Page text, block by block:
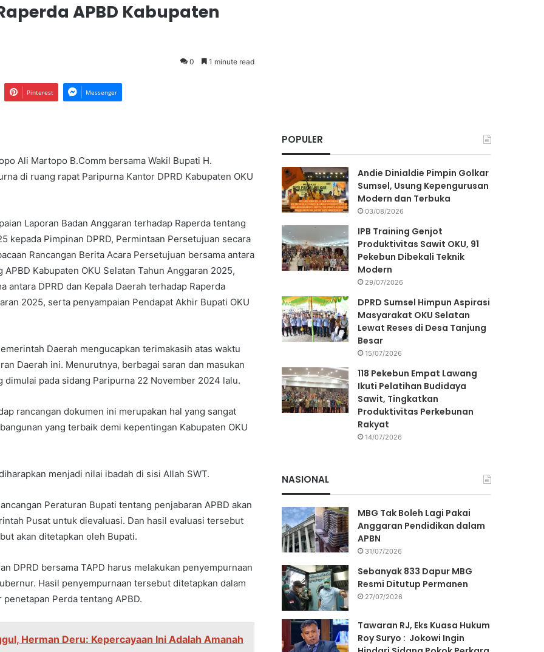
APBD Kabupaten
0 1 minute read
Pinterest Messenger
Ali Martopo B.Comm bersama Wakil Bupati H.
di ruang rapat Paripurna Kantor DPRD Kabupaten OKU
Laporan Badan Anggaran terhadap Raperda tentang
kepada Pimpinan DPRD, Permintaan Persetujuan secara
Rancangan Berita Acara Persetujuan bersama antara
Kabupaten OKU Selatan Tahun Anggaran 2025,
antara DPRD dan Kepala Daerah terhadap Raperda
2025, serta penyampaian Pendapat Akhir Bupati OKU
Daerah mengucapkan terimakasih atas waktu
Daerah ini. Menurutnya, berbagai saran dan masukan
pada sidang Paripurna 22 November 2024 lalu.
rancangan dokumen ini merupakan hal yang sangat
yang terbaik demi kepentingan Kabupaten OKU
menjadi nilai ibadah di sisi Allah SWT.
Peraturan Bupati tentang penjabaran APBD akan
Pusat untuk dievaluasi. Dan hasil evaluasi tersebut
akan ditetapkan oleh Bupati.
DPRD bersama TAPD harus melakukan penyempurnaan
Hasil penyempurnaan tersebut ditetapkan dalam
Perda tentang APBD.
Herman Deru: Kepercayaan Ini Adalah Amanah
POPULER
Andie Dinialdie Pimpin Golkar
Sumsel, Usung Kepengurusan
Modern dan Terbuka
03/08/2026
IPB Training Genjot
Produktivitas Sawit OKU, 91
Pekebun Dibekali Teknik
Modern
29/07/2026
DPRD Sumsel Himpun Aspirasi
Masyarakat OKU Selatan
Lewat Reses di Desa Tanjung
Besar
15/07/2026
118 Pekebun Empat Lawang
Ikuti Pelatihan Budidaya
Sawit, Tingkatkan
Produktivitas Perkebunan
Rakyat
14/07/2026
NASIONAL
MBG Tak Boleh Lagi Pakai
Anggaran Pendidikan dalam
APBN
31/07/2026
Sebanyak 833 Dapur MBG
Resmi Ditutup Permanen
27/07/2026
Tawaran RJ, Eks Kuasa Hukum
Roy Suryo : Jokowi Ingin